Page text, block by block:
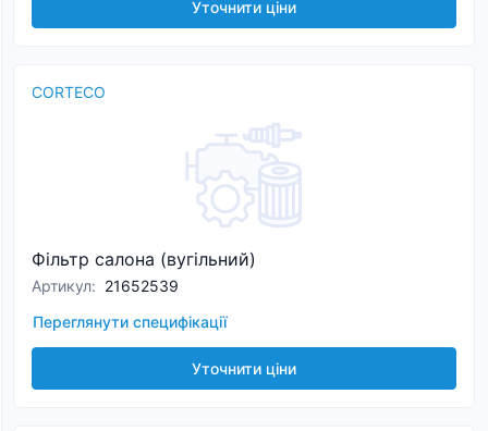
Уточнити ціни
CORTECO
Фільтр салона (вугільний)
Артикул: 21652539
Переглянути специфікації
Уточнити ціни